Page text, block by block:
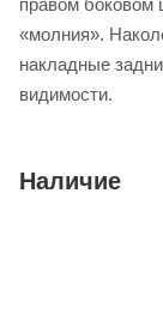
правом боковом
«молния».
накладные
видимости.
Наличие